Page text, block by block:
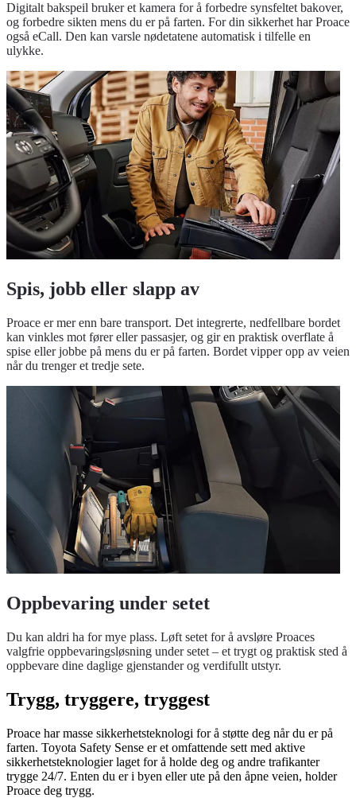
Digitalt bakspeil bruker et kamera for å forbedre synsfeltet bakover,
og forbedre sikten mens du er på farten. For din sikkerhet har Proace
også eCall. Den kan varsle nødetatene automatisk i tilfelle en
ulykke.
Spis, jobb eller slapp av
Proace er mer enn bare transport. Det integrerte, nedfellbare bordet
kan vinkles mot fører eller passasjer, og gir en praktisk overflate å
spise eller jobbe på mens du er på farten. Bordet vipper opp av veien
når du trenger et tredje sete.
Oppbevaring under setet
Du kan aldri ha for mye plass. Løft setet for å avsløre Proaces
valgfrie oppbevaringsløsning under setet – et trygt og praktisk sted å
oppbevare dine daglige gjenstander og verdifullt utstyr.
Trygg, tryggere, tryggest
Proace har masse sikkerhetsteknologi for å støtte deg når du er på
farten. Toyota Safety Sense er et omfattende sett med aktive
sikkerhetsteknologier laget for å holde deg og andre trafikanter
trygge 24/7. Enten du er i byen eller ute på den åpne veien, holder
Proace deg trygg.